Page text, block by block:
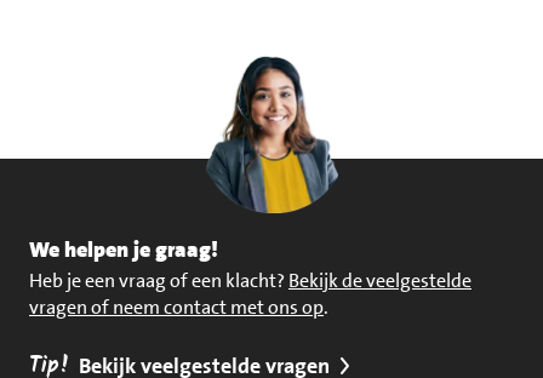
We helpen je graag!
Heb je een vraag of een klacht? Bekijk de veelgestelde
vragen of neem contact met ons op.
Tip! Bekijk veelgestelde vragen